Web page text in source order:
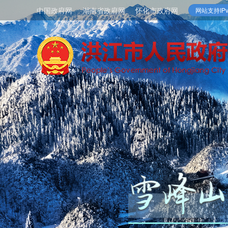
中国政府网 湖南省政府网 怀化市政府网 网站支持